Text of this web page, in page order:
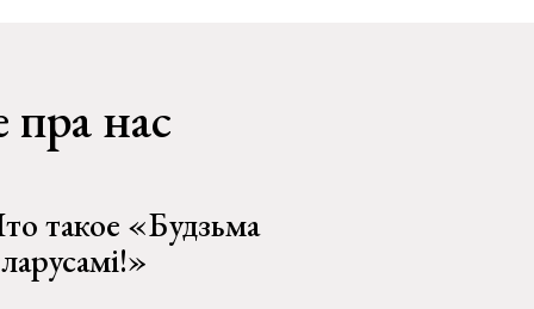
нас
такое «Будзьма